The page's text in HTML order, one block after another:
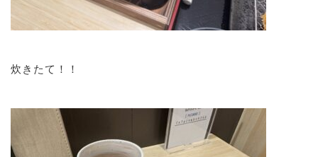
炊きたて！！